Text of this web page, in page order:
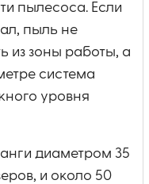
пылесоса. Если
пыль не
из зоны работы, а
система
уровня
диаметром 35
и около 50